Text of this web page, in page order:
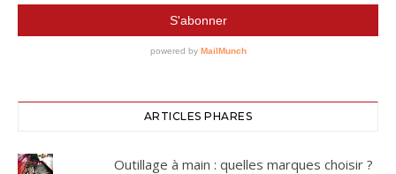
ARTICLES PHARES
Outillage à main : quelles marques choisir ?